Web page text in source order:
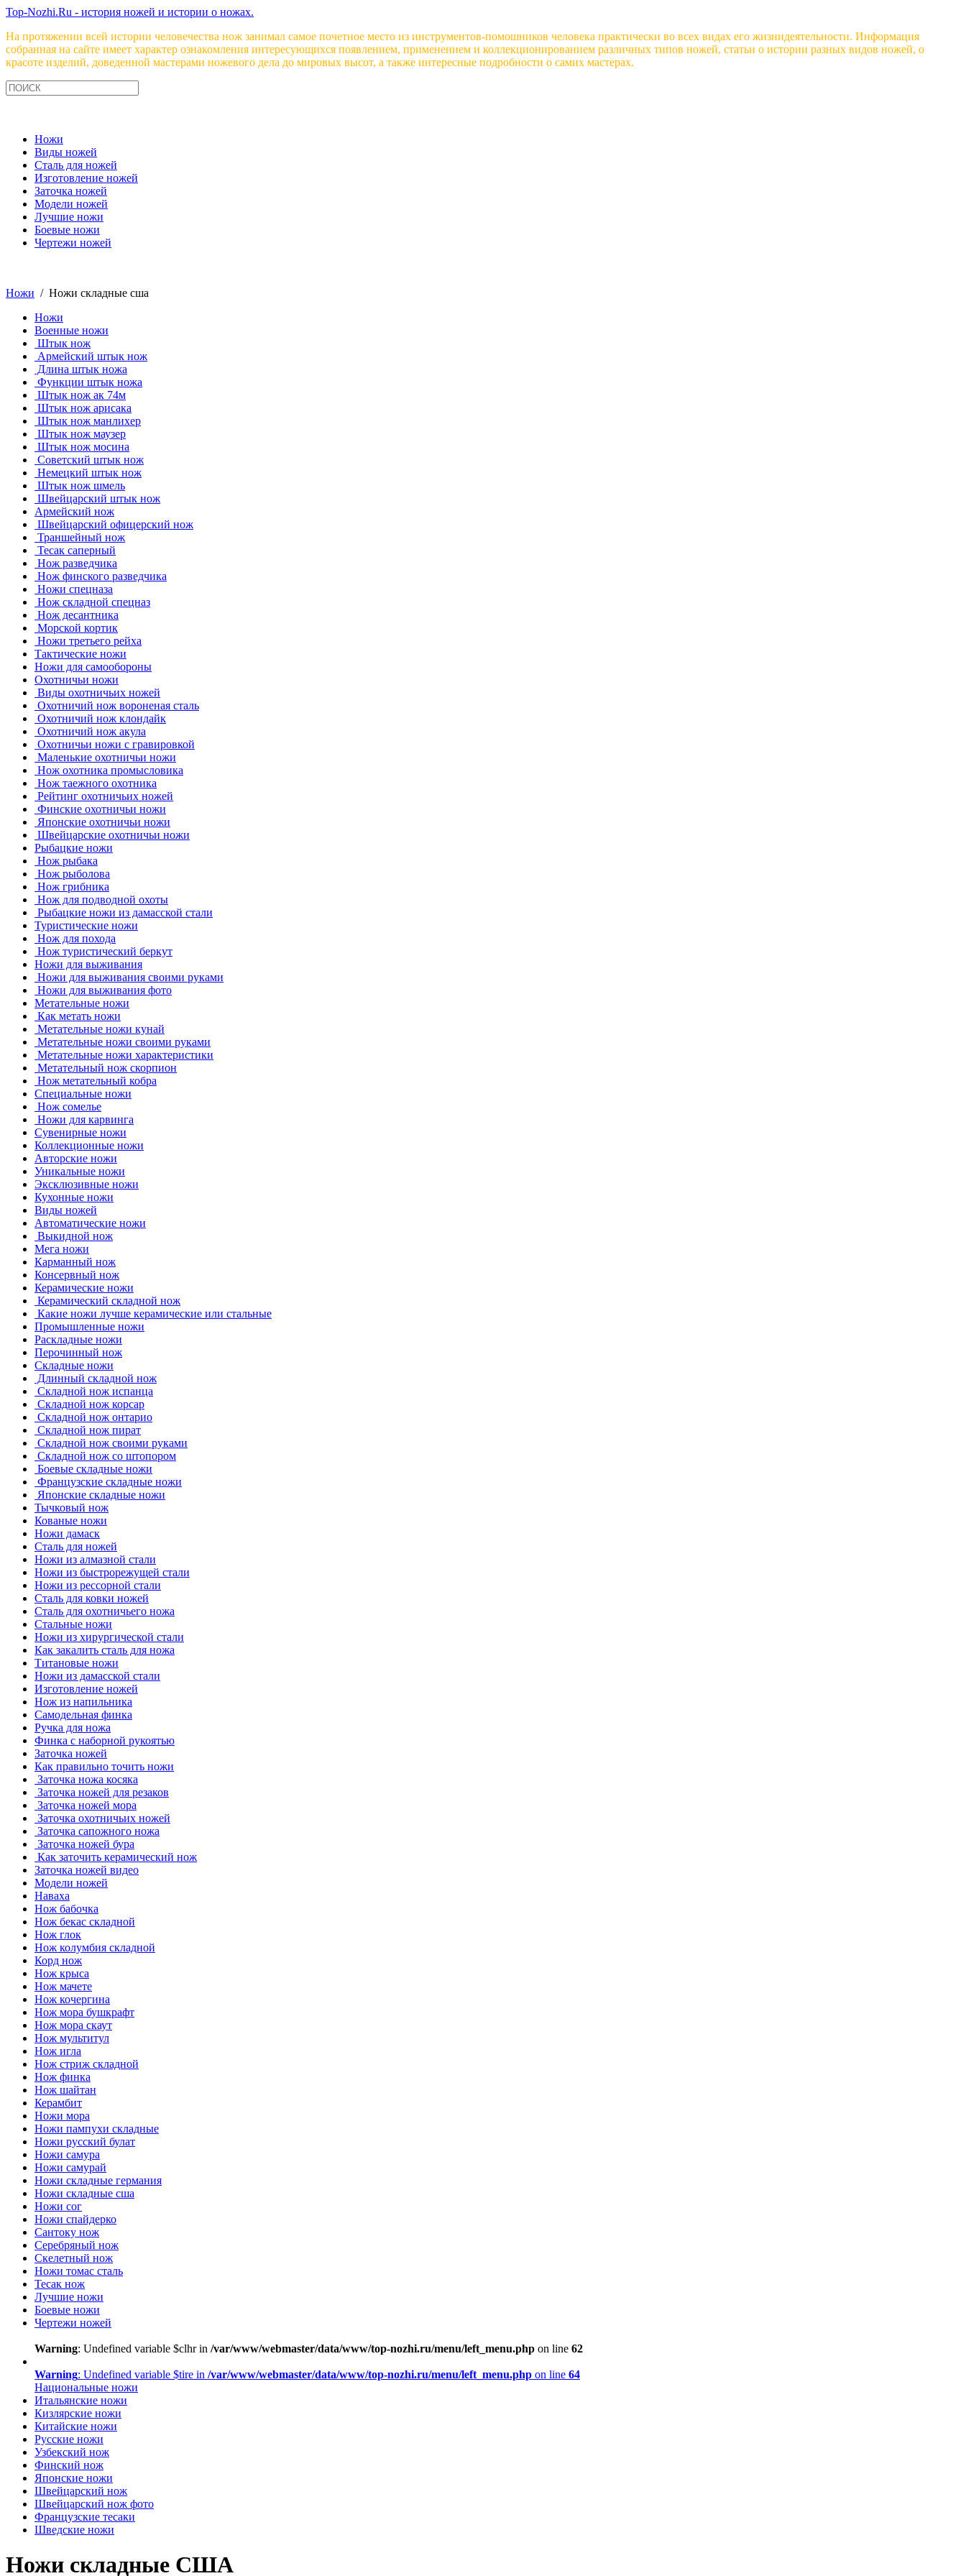
Top-Nozhi.Ru - история ножей и истории о ножах.
На протяжении всей истории человечества нож занимал самое почетное место из инструментов-помошников человека практически во всех видах его жизнидеятельности. Информация
собранная на сайте имеет характер ознакомления интересующихся появлением, применением и коллекционированием различных типов ножей, статьи о истории разных видов ножей, о
красоте изделий, доведенной мастерами ножевого дела до мировых высот, а также интересные подробности о самих мастерах.
Ножи
Виды ножей
Сталь для ножей
Изготовление ножей
Заточка ножей
Модели ножей
Лучшие ножи
Боевые ножи
Чертежи ножей
Ножи / Ножи складные сша
Ножи
Военные ножи
Штык нож
Армейский штык нож
Длина штык ножа
Функции штык ножа
Штык нож ак 74м
Штык нож арисака
Штык нож манлихер
Штык нож маузер
Штык нож мосина
Советский штык нож
Немецкий штык нож
Штык нож шмель
Швейцарский штык нож
Армейский нож
Швейцарский офицерский нож
Траншейный нож
Тесак саперный
Нож разведчика
Нож финского разведчика
Ножи спецназа
Нож складной спецназ
Нож десантника
Морской кортик
Ножи третьего рейха
Тактические ножи
Ножи для самообороны
Охотничьи ножи
Виды охотничьих ножей
Охотничий нож вороненая сталь
Охотничий нож клондайк
Охотничий нож акула
Охотничьи ножи с гравировкой
Маленькие охотничьи ножи
Нож охотника промысловика
Нож таежного охотника
Рейтинг охотничьих ножей
Финские охотничьи ножи
Японские охотничьи ножи
Швейцарские охотничьи ножи
Рыбацкие ножи
Нож рыбака
Нож рыболова
Нож грибника
Нож для подводной охоты
Рыбацкие ножи из дамасской стали
Туристические ножи
Нож для похода
Нож туристический беркут
Ножи для выживания
Ножи для выживания своими руками
Ножи для выживания фото
Метательные ножи
Как метать ножи
Метательные ножи кунай
Метательные ножи своими руками
Метательные ножи характеристики
Метательный нож скорпион
Нож метательный кобра
Специальные ножи
Нож сомелье
Ножи для карвинга
Сувенирные ножи
Коллекционные ножи
Авторские ножи
Уникальные ножи
Эксклюзивные ножи
Кухонные ножи
Виды ножей
Автоматические ножи
Выкидной нож
Мега ножи
Карманный нож
Консервный нож
Керамические ножи
Керамический складной нож
Какие ножи лучше керамические или стальные
Промышленные ножи
Раскладные ножи
Перочинный нож
Складные ножи
Длинный складной нож
Складной нож испанца
Складной нож корсар
Складной нож онтарио
Складной нож пират
Складной нож своими руками
Складной нож со штопором
Боевые складные ножи
Французские складные ножи
Японские складные ножи
Тычковый нож
Кованые ножи
Ножи дамаск
Сталь для ножей
Ножи из алмазной стали
Ножи из быстрорежущей стали
Ножи из рессорной стали
Сталь для ковки ножей
Сталь для охотничьего ножа
Стальные ножи
Ножи из хирургической стали
Как закалить сталь для ножа
Титановые ножи
Ножи из дамасской стали
Изготовление ножей
Нож из напильника
Самодельная финка
Ручка для ножа
Финка с наборной рукоятью
Заточка ножей
Как правильно точить ножи
Заточка ножа косяка
Заточка ножей для резаков
Заточка ножей мора
Заточка охотничьих ножей
Заточка сапожного ножа
Заточка ножей бура
Как заточить керамический нож
Заточка ножей видео
Модели ножей
Наваха
Нож бабочка
Нож бекас складной
Нож глок
Нож колумбия складной
Корд нож
Нож крыса
Нож мачете
Нож кочергина
Нож мора бушкрафт
Нож мора скаут
Нож мультитул
Нож игла
Нож стриж складной
Нож финка
Нож шайтан
Керамбит
Ножи мора
Ножи пампухи складные
Ножи русский булат
Ножи самура
Ножи самурай
Ножи складные германия
Ножи складные сша
Ножи сог
Ножи спайдерко
Сантоку нож
Серебряный нож
Скелетный нож
Ножи томас сталь
Тесак нож
Лучшие ножи
Боевые ножи
Чертежи ножей
Warning: Undefined variable $clhr in /var/www/webmaster/data/www/top-nozhi.ru/menu/left_menu.php on line 62
Warning: Undefined variable $tire in /var/www/webmaster/data/www/top-nozhi.ru/menu/left_menu.php on line 64
Национальные ножи
Итальянские ножи
Кизлярские ножи
Китайские ножи
Русские ножи
Узбекский нож
Финский нож
Японские ножи
Швейцарский нож
Швейцарский нож фото
Французские тесаки
Шведские ножи
Ножи складные США